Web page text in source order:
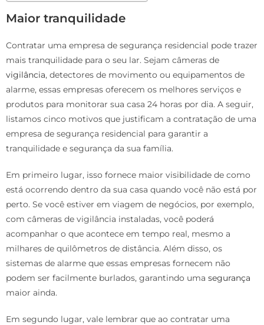
Maior tranquilidade
Contratar uma empresa de segurança residencial pode trazer
mais tranquilidade para o seu lar. Sejam câmeras de
vigilância, detectores de movimento ou equipamentos de
alarme, essas empresas oferecem os melhores serviços e
produtos para monitorar sua casa 24 horas por dia. A seguir,
listamos cinco motivos que justificam a contratação de uma
empresa de segurança residencial para garantir a
tranquilidade e segurança da sua família.
Em primeiro lugar, isso fornece maior visibilidade de como
está ocorrendo dentro da sua casa quando você não está por
perto. Se você estiver em viagem de negócios, por exemplo,
com câmeras de vigilância instaladas, você poderá
acompanhar o que acontece em tempo real, mesmo a
milhares de quilômetros de distância. Além disso, os
sistemas de alarme que essas empresas fornecem não
podem ser facilmente burlados, garantindo uma segurança
maior ainda.
Em segundo lugar, vale lembrar que ao contratar uma